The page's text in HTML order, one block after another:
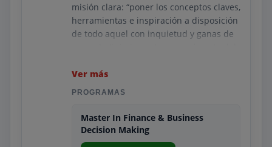
misión clara: “poner los conceptos claves,
herramientas e inspiración a disposición
de todo aquel con inquietud y ganas de
Nos propusimos transformar el modelo
hacerlo, hemos seguido algunos valores
fundamentales. Valores que representan
a todos nuestros estudiantes como son
Ver más
PROGRAMAS
Master In Finance & Business
Decision Making